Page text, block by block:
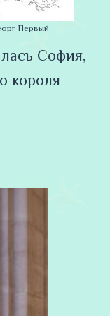
Первый
София,
короля